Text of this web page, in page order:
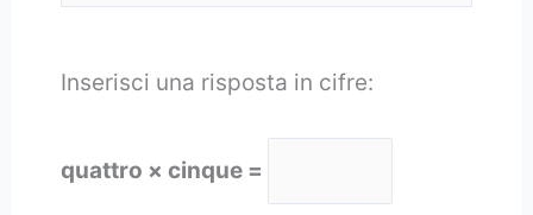
Inserisci una risposta in cifre:
quattro × cinque =